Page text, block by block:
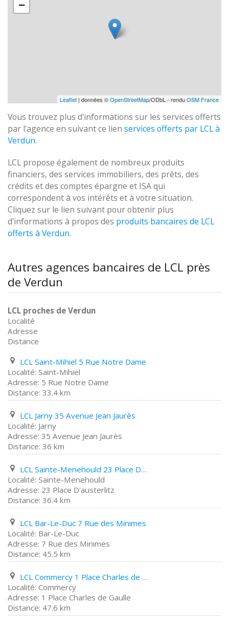
−
Leaflet | données ©OpenStreetMap/ODbL - renduOSM France
Vous trouvez plus d'informations sur les services offerts
par l'agence en suivant ce lien services offerts par LCL à
Verdun.
LCL propose également de nombreux produits
financiers, des services immobiliers, des prêts, des
crédits et des comptes épargne et ISA qui
correspondent à vos intérêts et à votre situation.
Cliquez sur le lien suivant pour obtenir plus
d'informations à propos des produits bancaires de LCL
offerts à Verdun.
Autres agences bancaires de LCL près
de Verdun
LCL proches de Verdun
Localité
Adresse
Distance
LCL Saint-Mihiel 5 Rue Notre Dame
Saint-Mihiel
5 Rue Notre Dame
33.4 km
LCL Jarny 35 Avenue Jean Jaurès
Jarny
35 Avenue Jean Jaurès
36 km
LCL Sainte-Menehould 23 Place D'austerlitz
Sainte-Menehould
23 Place D'austerlitz
36.4 km
LCL Bar-Le-Duc 7 Rue des Minimes
Bar-Le-Duc
7 Rue des Minimes
45.5 km
LCL Commercy 1 Place Charles de Gaulle
Commercy
1 Place Charles de Gaulle
47.6 km